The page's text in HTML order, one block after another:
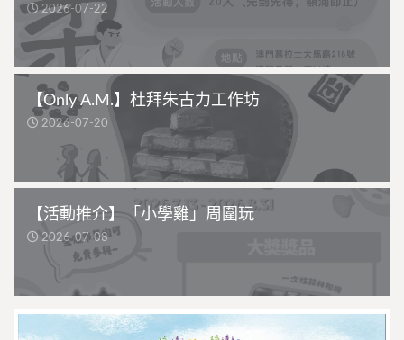
2026-07-22
【Only A.M.】杜拜朱古力工作坊
2026-07-20
【活動推介】「小學雞」周圍玩
2026-07-08